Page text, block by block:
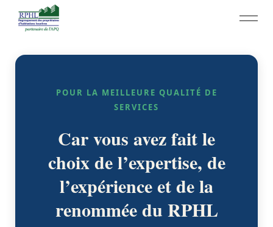
RPHL - Accueil
Services RPHL
Documents
Évènements
POUR LA MEILLEURE QUALITÉ DE
SERVICES
Car vous avez fait le
choix de l’expertise, de
l’expérience et de la
renommée du RPHL